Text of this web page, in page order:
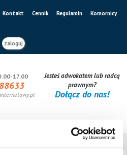
Kontakt Cennik Regulamin Komornicy
zaloguj
17.00
Jesteś adwokatem lub radcą
prawnym?
Dołącz do nas!